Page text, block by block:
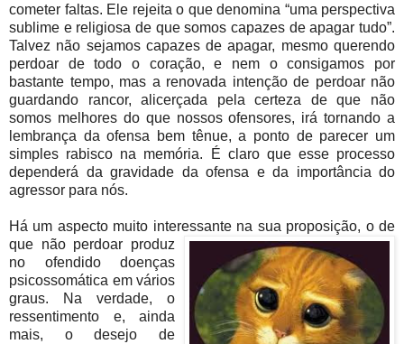
cometer faltas. Ele rejeita o que denomina “uma perspectiva
sublime e religiosa de que somos capazes de apagar tudo”.
Talvez não sejamos capazes de apagar, mesmo querendo
perdoar de todo o coração, e nem o consigamos por
bastante tempo, mas a renovada intenção de perdoar não
guardando rancor, alicerçada pela certeza de que não
somos melhores do que nossos ofensores, irá tornando a
lembrança da ofensa bem tênue, a ponto de parecer um
simples rabisco na memória. É claro que esse processo
dependerá da gravidade da ofensa e da importância do
agressor para nós.
Há um aspecto muito interessante na sua proposição, o de
que não perdoar produz
no ofendido doenças
psicossomática em vários
graus. Na verdade, o
ressentimento e, ainda
mais, o desejo de